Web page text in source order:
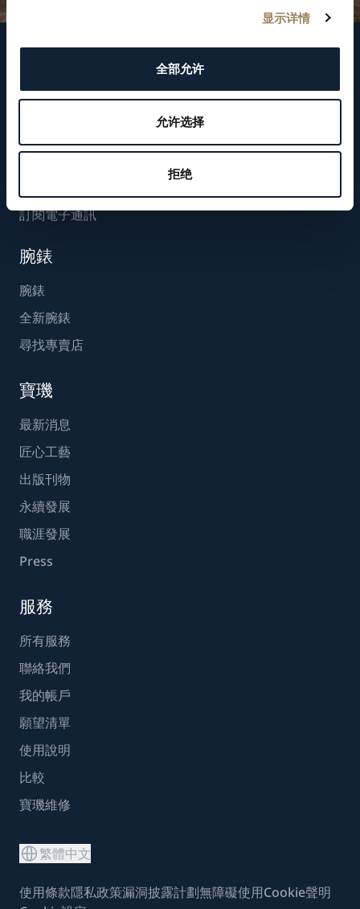
显示详情
全部允许
允许选择
拒绝
訂閱電子通訊
腕錶
腕錶
全新腕錶
尋找專賣店
寶璣
最新消息
匠心工藝
出版刊物
永續發展
職涯發展
Press
服務
所有服務
聯絡我們
我的帳戶
願望清單
使用說明
比較
寶璣維修
繁體中文
使用條款隱私政策漏洞披露計劃無障礙使用Cookie聲明